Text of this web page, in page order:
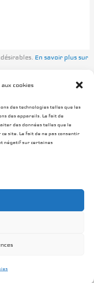
cookies
des technologies telles que les
des appareils. Le fait de
des données telles que le
site. Le fait de ne pas consentir
négatif sur certaines
En savoir plus sur
de cookies (UE)